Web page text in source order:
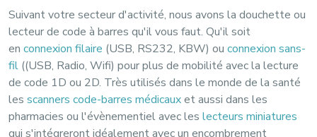
Suivant votre secteur d'activité, nous avons la douchette ou
lecteur de code à barres qu'il vous faut. Qu'il soit
en connexion filaire (USB, RS232, KBW) ou connexion sans-
fil ((USB, Radio, Wifi) pour plus de mobilité avec la lecture
de code 1D ou 2D. Très utilisés dans le monde de la santé
les scanners code-barres médicauxet aussi dans les
pharmacies ou l'évènementiel avec les lecteurs miniatures
qui s'intégreront idéalement avec un encombrement